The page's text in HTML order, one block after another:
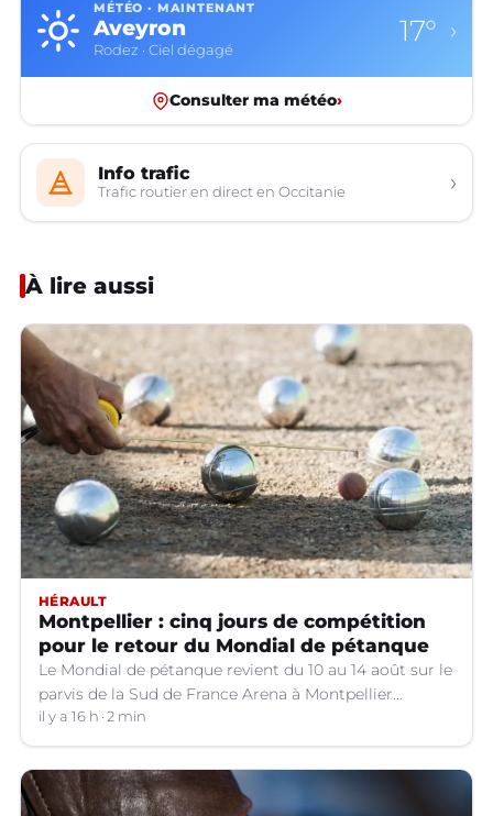
MÉTÉO · MAINTENANT
Aveyron
Rodez · Ciel dégagé
17° ›
Consulter ma météo›
Info trafic
Trafic routier en direct en Occitanie ›
À lire aussi
HÉRAULT
Montpellier : cinq jours de compétition
pour le retour du Mondial de pétanque
Le Mondial de pétanque revient du 10 au 14 août sur le
parvis de la Sud de France Arena à Montpellier
(Hérault).
il y a 16 h 2 min